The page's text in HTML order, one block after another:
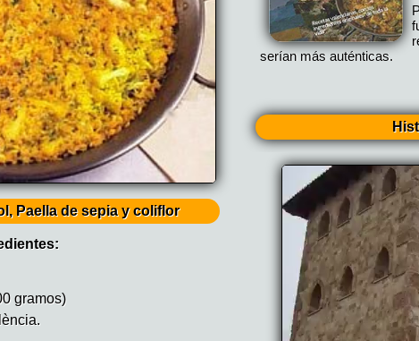
Paella de sepia y coliflor
gramos)
serían más auténticas.